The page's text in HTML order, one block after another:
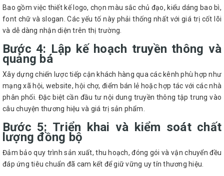
Bao gồm việc thiết kế logo, chọn màu sắc chủ đạo, kiểu dáng bao bì,
font chữ và slogan. Các yếu tố này phải thống nhất với giá trị cốt lõi
và dễ dàng nhận diện trên thị trường.
Bước 4: Lập kế hoạch truyền thông và
quảng bá
Xây dựng chiến lược tiếp cận khách hàng qua các kênh phù hợp như
mạng xã hội, website, hội chợ, điểm bán lẻ hoặc hợp tác với các nhà
phân phối. Đặc biệt cần đầu tư nội dung truyền thông tập trung vào
câu chuyện thương hiệu và giá trị sản phẩm.
Bước 5: Triển khai và kiểm soát chất
lượng đồng bộ
Đảm bảo quy trình sản xuất, thu hoạch, đóng gói và vận chuyển đều
đáp ứng tiêu chuẩn đã cam kết để giữ vững uy tín thương hiệu.